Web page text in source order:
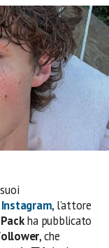
Instagram, l’attore
ha pubblicato
, che